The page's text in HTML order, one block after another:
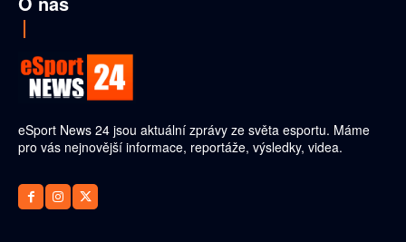
eSport News 24 jsou aktuální zprávy ze světa esportu. Máme
pro vás nejnovější informace, reportáže, výsledky, videa.